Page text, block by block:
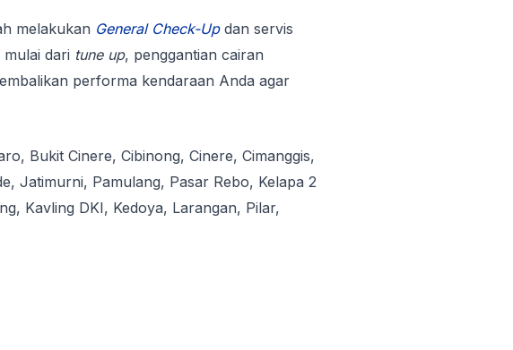
melakukan General Check-Updan servis
dari tune up, penggantian cairan
performa kendaraan Anda agar
Bukit Cinere, Cibinong, Cinere, Cimanggis,
Jatimurni, Pamulang, Pasar Rebo, Kelapa 2
Kavling DKI, Kedoya, Larangan, Pilar,